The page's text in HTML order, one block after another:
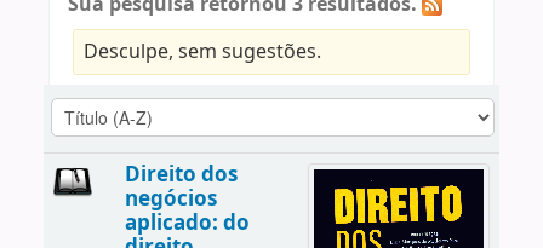
Desculpe, sem sugestões.
Direito dos
negócios
aplicado: do